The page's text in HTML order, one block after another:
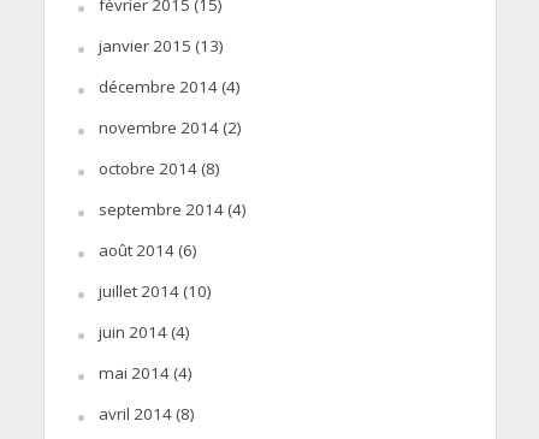
février 2015 (15)
janvier 2015 (13)
décembre 2014(4)
novembre 2014(2)
octobre 2014(8)
septembre 2014(4)
août 2014(6)
juillet 2014(10)
juin 2014(4)
mai 2014(4)
avril 2014(8)